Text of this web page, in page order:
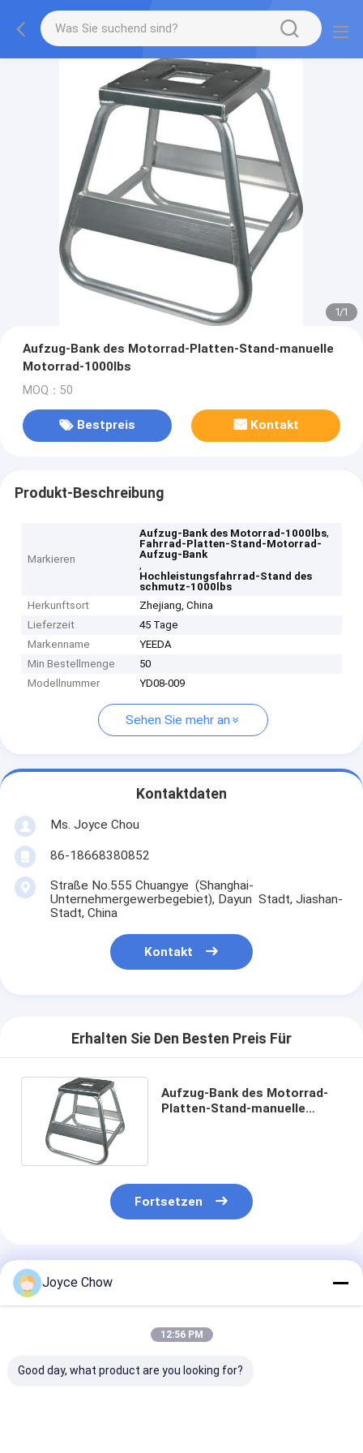
1/1
Aufzug-Bank des Motorrad-Platten-Stand-manuelle
Motorrad-1000lbs
MOQ：50
Bestpreis Kontakt
Produkt-Beschreibung
Markieren
Aufzug-Bank des Motorrad-1000lbs,
Fahrrad-Platten-Stand-Motorrad-
Aufzug-Bank
,
Hochleistungsfahrrad-Stand des
schmutz-1000lbs
Herkunftsort
Zhejiang, China
Lieferzeit
45 Tage
Markenname
YEEDA
Min Bestellmenge
50
Modellnummer
YD08-009
Sehen Sie mehr an
Kontaktdaten
Ms. Joyce Chou
86-18668380852
Straße No.555 Chuangye (Shanghai-
Unternehmergewerbegebiet), Dayun Stadt, Jiashan-
Stadt, China
Kontakt
Erhalten Sie Den Besten Preis Für
Aufzug-Bank des Motorrad-
Platten-Stand-manuelle
Fortsetzen
Empfohlene Produkte
Joyce Chow
12:56 PM
Good day, what product are you looking for?